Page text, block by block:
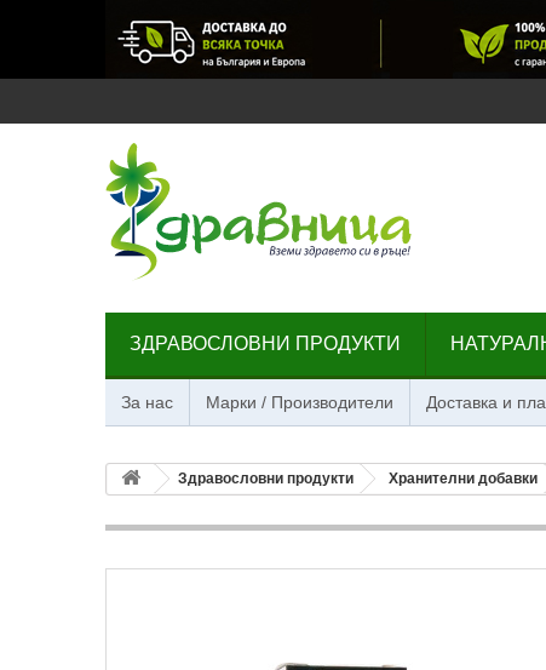
ЗДРАВОСЛОВНИ ПРОДУКТИ
За нас Марки / Производители Доставка и
Здравословни продукти Хранителни добавки